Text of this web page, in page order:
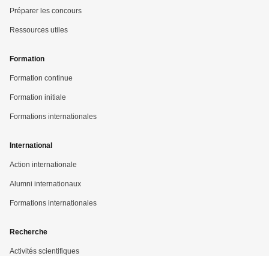
Préparer les concours
Ressources utiles
Formation
Formation continue
Formation initiale
Formations internationales
International
Action internationale
Alumni internationaux
Formations internationales
Recherche
Activités scientifiques